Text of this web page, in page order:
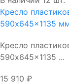
Кресло
590x645x1135
Кресло
590x645x1135 ...
15 910 ₽